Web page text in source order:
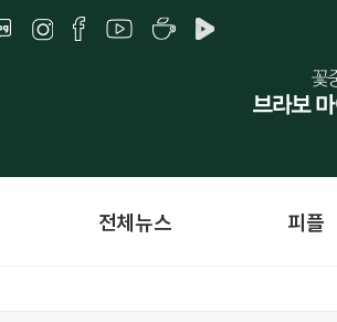
전체뉴스 피플